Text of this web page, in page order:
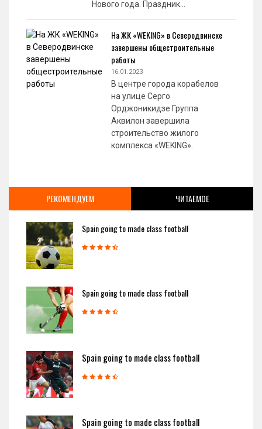
Нового года. Праздник…
На ЖК «WEKING» в Северодвинске
завершены общестроительные
работы
16.01.2023
В центре города корабелов
на улице Серго
Орджоникидзе Группа
Аквилон завершила
строительство жилого
комплекса «WEKING».
РЕКОМЕНДУЕМ ЧИТАЕМОЕ
Spain going to made class football
Spain going to made class football
Spain going to made class football
Spain going to made class football